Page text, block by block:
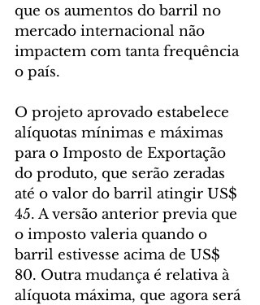
que os aumentos do barril no
mercado internacional não
impactem com tanta frequência
o país.
O projeto aprovado estabelece
alíquotas mínimas e máximas
para o Imposto de Exportação
do produto, que serão zeradas
até o valor do barril atingir US$
45. A versão anterior previa que
o imposto valeria quando o
barril estivesse acima de US$
80. Outra mudança é relativa à
alíquota máxima, que agora será